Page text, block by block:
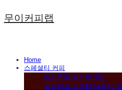
무이커피랩
Home
스페셜티 커피
베리류와 와인의 향미
깔끔하고 구수한 누룽지 맛